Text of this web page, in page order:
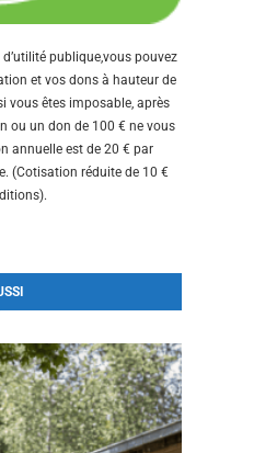
publique,vous pouvez
et vos dons à hauteur de
vous êtes imposable, après
ou un don de 100 € ne vous
annuelle est de 20 € par
(Cotisation réduite de 10 €